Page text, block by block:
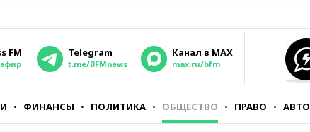
FM Telegram
t.me/BFMnews
Канал в MAX
max.ru/bfm
ФИНАНСЫ ПОЛИТИКА ОБЩЕСТВО ПРАВО АВТО